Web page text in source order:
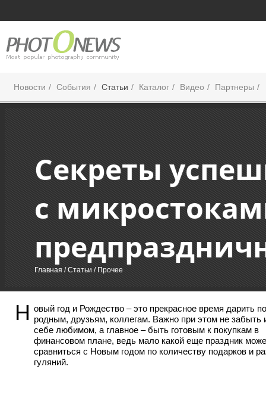
Новости События Статьи Каталог Видео Партнеры
Секреты
с
Главная /Статьи / Прочее
Н овый год и Рождество – это прекрасное время дарить
родным, друзьям, коллегам. Важно при этом не забыть
себе любимом, а главное – быть готовым к покупкам в
финансовом плане, ведь мало какой еще праздник
сравниться с Новым годом по количеству подарков и
гуляний.